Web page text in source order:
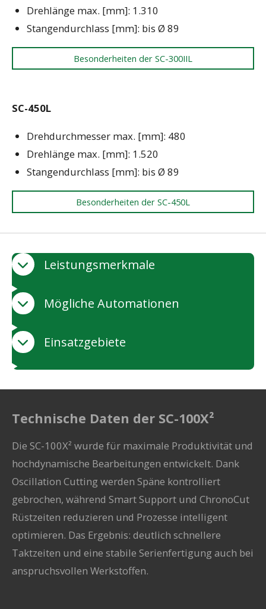
Drehlänge max. [mm]: 1.310
Stangendurchlass [mm]: bis Ø 89
Besonderheiten der SC-300IIL
SC-450L
Drehdurchmesser max. [mm]: 480
Drehlänge max. [mm]: 1.520
Stangendurchlass [mm]: bis Ø 89
Besonderheiten der SC-450L
Leistungsmerkmale
Mögliche Automationen
Einsatzgebiete
Technische Daten der SC-100X²
Die SC-100X² wurde für maximale Produktivität und
hochdynamische Bearbeitungen entwickelt. Dank
Oscillation Cutting werden Späne kontrolliert
gebrochen, während Smart Support und ChronoCut
Rüstzeiten reduzieren und Prozesse intelligent
optimieren. Das Ergebnis: deutlich schnellere
Taktzeiten und eine stabile Serienfertigung auch bei
anspruchsvollen Werkstoffen.